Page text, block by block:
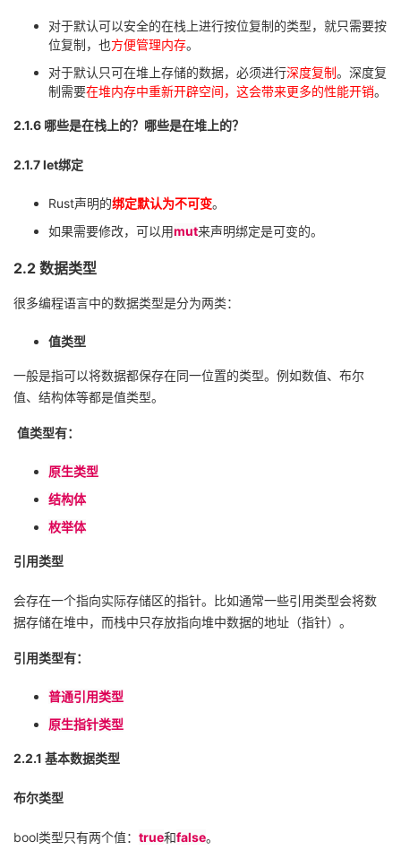
对于默认可以安全的在栈上进行按位复制的类型，就只需要按
位复制，也方便管理内存。
对于默认只可在堆上存储的数据，必须进行深度复制。深度复
制需要在堆内存中重新开辟空间，这会带来更多的性能开销。
2.1.6 哪些是在栈上的？哪些是在堆上的？
2.1.7 let绑定
Rust声明的绑定默认为不可变。
如果需要修改，可以用mut来声明绑定是可变的。
2.2 数据类型
很多编程语言中的数据类型是分为两类：
值类型
一般是指可以将数据都保存在同一位置的类型。例如数值、布尔
值、结构体等都是值类型。
值类型有：
原生类型
结构体
枚举体
引用类型
会存在一个指向实际存储区的指针。比如通常一些引用类型会将数
据存储在堆中，而栈中只存放指向堆中数据的地址（指针）。
引用类型有：
普通引用类型
原生指针类型
2.2.1 基本数据类型
布尔类型
bool类型只有两个值： true和false。